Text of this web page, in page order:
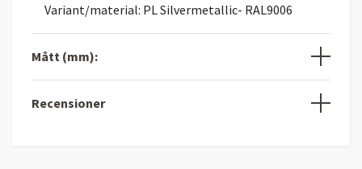
Variant/material: PL Silvermetallic- RAL9006
Mått (mm):
Recensioner